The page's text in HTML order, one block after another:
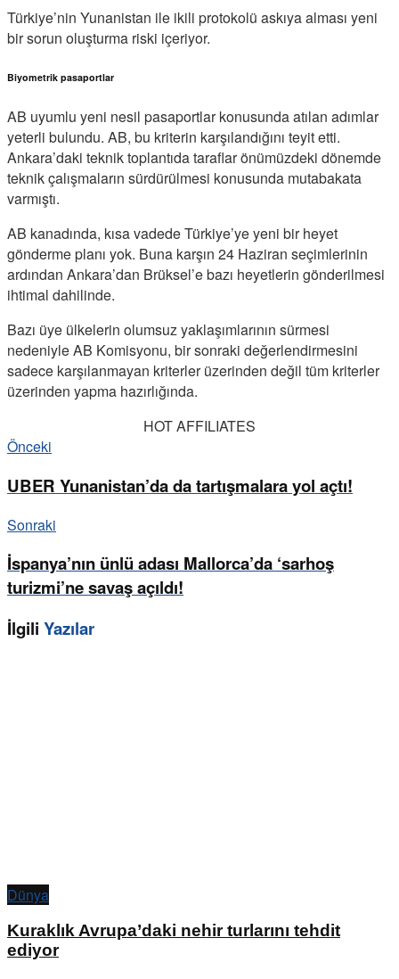
Türkiye’nin Yunanistan ile ikili protokolü askıya alması yeni
bir sorun oluşturma riski içeriyor.
Biyometrik pasaportlar
AB uyumlu yeni nesil pasaportlar konusunda atılan adımlar
yeterli bulundu. AB, bu kriterin karşılandığını teyit etti.
Ankara’daki teknik toplantıda taraflar önümüzdeki dönemde
teknik çalışmaların sürdürülmesi konusunda mutabakata
varmıştı.
AB kanadında, kısa vadede Türkiye’ye yeni bir heyet
gönderme planı yok. Buna karşın 24 Haziran seçimlerinin
ardından Ankara’dan Brüksel’e bazı heyetlerin gönderilmesi
ihtimal dahilinde.
Bazı üye ülkelerin olumsuz yaklaşımlarının sürmesi
nedeniyle AB Komisyonu, bir sonraki değerlendirmesini
sadece karşılanmayan kriterler üzerinden değil tüm kriterler
üzerinden yapma hazırlığında.
HOT AFFILIATES
Önceki
UBER Yunanistan’da da tartışmalara yol açtı!
Sonraki
İspanya’nın ünlü adası Mallorca’da ‘sarhoş
turizmi’ne savaş açıldı!
İlgili Yazılar
Dünya
Kuraklık Avrupa’daki nehir turlarını tehdit
ediyor